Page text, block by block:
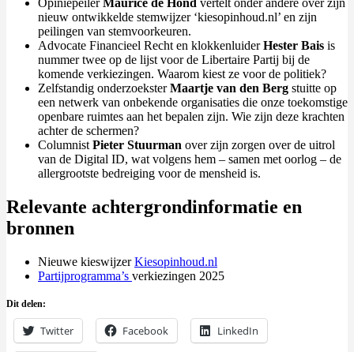
OpiniepeilerMaurice de Hond vertelt onder andere over zijn
nieuw ontwikkelde stemwijzer ‘kiesopinhoud.nl’ en zijn
peilingen van stemvoorkeuren.
Advocate Financieel Recht en klokkenluiderHester Bais is
nummer twee op de lijst voor de Libertaire Partij bij de
komende verkiezingen. Waarom kiest ze voor de politiek?
Zelfstandig onderzoeksterMaartje van den Berg stuitte op
een netwerk van onbekende organisaties die onze toekomstige
openbare ruimtes aan het bepalen zijn. Wie zijn deze krachten
achter de schermen?
Columnist Pieter Stuurman over zijn zorgen over de uitrol
van de Digital ID, wat volgens hem – samen met oorlog – de
allergrootste bedreiging voor de mensheid is.
Relevante achtergrondinformatie en
bronnen
Nieuwe kieswijzerKiesopinhoud.nl
Partijprogramma’s verkiezingen 2025
Dit delen:
Twitter Facebook LinkedIn